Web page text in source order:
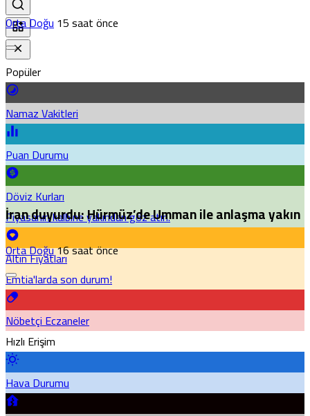
Popüler
Namaz Vakitleri
Puan Durumu
Döviz Kurları
Piyasanın kalbine yakından göz atın.
Altın Fiyatları
Emtia'larda son durum!
Nöbetçi Eczaneler
Hızlı Erişim
Hava Durumu
Orta Doğu15 saat önce
İran duyurdu: Hürmüz’de Umman ile anlaşma yakın
Orta Doğu16 saat önce